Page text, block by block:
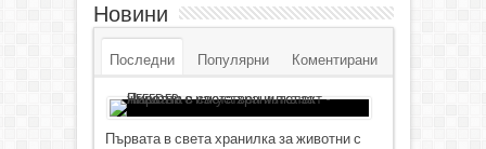
Новини
Последни Популярни Коментирани
Първата в света хранилка за животни с